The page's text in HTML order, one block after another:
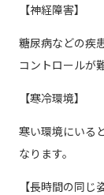
【神経障害】
糖尿病などの疾
コントロールが
【寒冷環境】
寒い環境にいる
なります。
【長時間の同じ